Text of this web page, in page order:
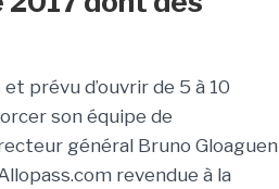
prévu d’ouvrir de 5 à 10
son équipe de
général Bruno Gloaguen
revendue à la